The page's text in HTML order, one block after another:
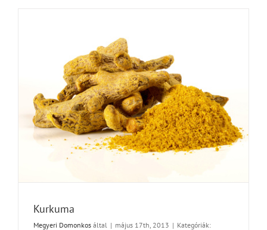
Kurkuma
Megyeri Domonkos által | május 17th, 2013 | Kategóriák: